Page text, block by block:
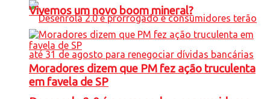
Vivemos um novo boom mineral?
Moradores dizem que PM fez ação truculenta
em favela de SP